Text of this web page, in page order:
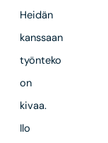
Heidän
kanssaan
työnteko
on
kivaa.
Ilo